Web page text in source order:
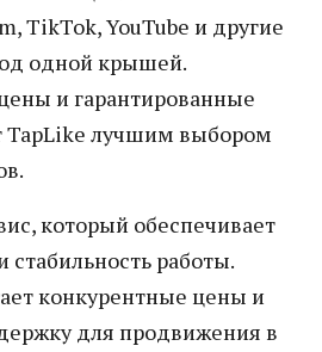
TikTok, YouTube и другие
одной крышей.
и гарантированные
TapLike лучшим выбором
который обеспечивает
стабильность работы.
конкурентные цены и
для продвижения в